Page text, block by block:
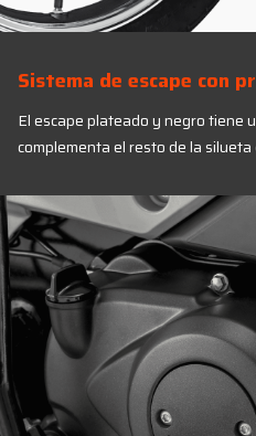
Sistema de escape con
El escape plateado y negro tiene
complementa el resto de la silueta